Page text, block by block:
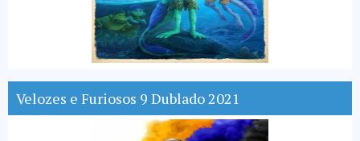
Velozes e Furiosos 9 Dublado 2021